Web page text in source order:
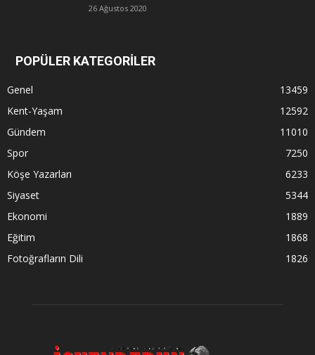
26 Ağustos 2020
POPÜLER KATEGORİLER
Genel
13459
Kent-Yaşam
12592
Gündem
11010
Spor
7250
Köşe Yazarları
6233
Siyaset
5344
Ekonomi
1889
Eğitim
1868
Fotoğrafların Dili
1826